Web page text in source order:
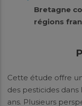
Bretagne
régions
Cette étude offre
des pesticides dans
ans. Plusieurs